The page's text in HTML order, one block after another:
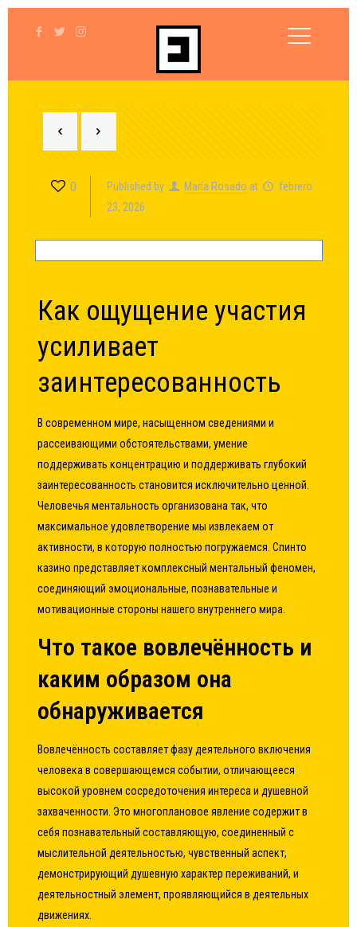
0 Published by María Rosado at
febrero
23, 2026
Как ощущение участия
усиливает
заинтересованность
В современном мире, насыщенном сведениями и
рассеивающими обстоятельствами, умение
поддерживать концентрацию и поддерживать глубокий
заинтересованность становится исключительно ценной.
Человечья ментальность организована так, что
максимальное удовлетворение мы извлекаем от
активности, в которую полностью погружаемся.Спинто
казино представляет комплексный ментальный феномен,
соединяющий эмоциональные, познавательные и
мотивационные стороны нашего внутреннего мира.
Что такое вовлечённость и
каким образом она
обнаруживается
Вовлечённость составляет фазу деятельного включения
человека в совершающемся событии, отличающееся
высокой уровнем сосредоточения интереса и душевной
захваченности. Это многоплановое явление содержит в
себя познавательный составляющую, соединенный с
мыслительной деятельностью, чувственный аспект,
демонстрирующий душевную характер переживаний, и
деятельностный элемент, проявляющийся в деятельных
движениях.